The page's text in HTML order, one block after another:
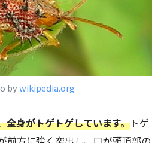
bywikipedia.org
全身がトゲトゲしています。 トゲ